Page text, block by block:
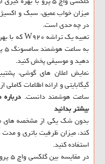
میزان خواب عمیق، سبک و
در چه حدی است.
دهید و موسیقی پخش کنید.
گیگابایتی و ارائه اطلاعات
ساعت هوشمند دانست.
بیشتر بدانید
بدون شک یکی از مشخصه های
کند، میزان ظرفیت باتری و
استفاده کنید.
در